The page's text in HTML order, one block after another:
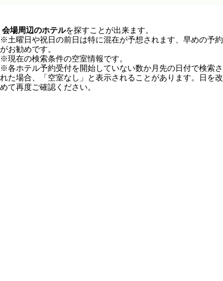
会場周辺のホテルを探すことが出来ます。
※土曜日や祝日の前日は特に混在が予想されます、早めの予約
がお勧めです。
※現在の検索条件の空室情報です。
※各ホテル予約受付を開始していない数か月先の日付で検索さ
れた場合、「空室なし」と表示されることがあります。日を改
めて再度ご確認ください。